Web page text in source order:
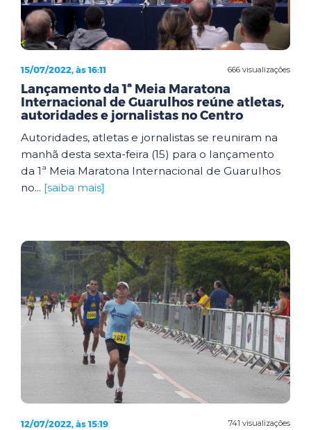
666 visualizações
15/07/2022, às 16:11
Lançamento da 1ª Meia Maratona
Internacional de Guarulhos reúne atletas,
autoridades e jornalistas no Centro
Autoridades, atletas e jornalistas se reuniram na
manhã desta sexta-feira (15) para o lançamento
da 1ª Meia Maratona Internacional de Guarulhos
no... [saiba mais]
741 visualizações
12/07/2022, às 15:19